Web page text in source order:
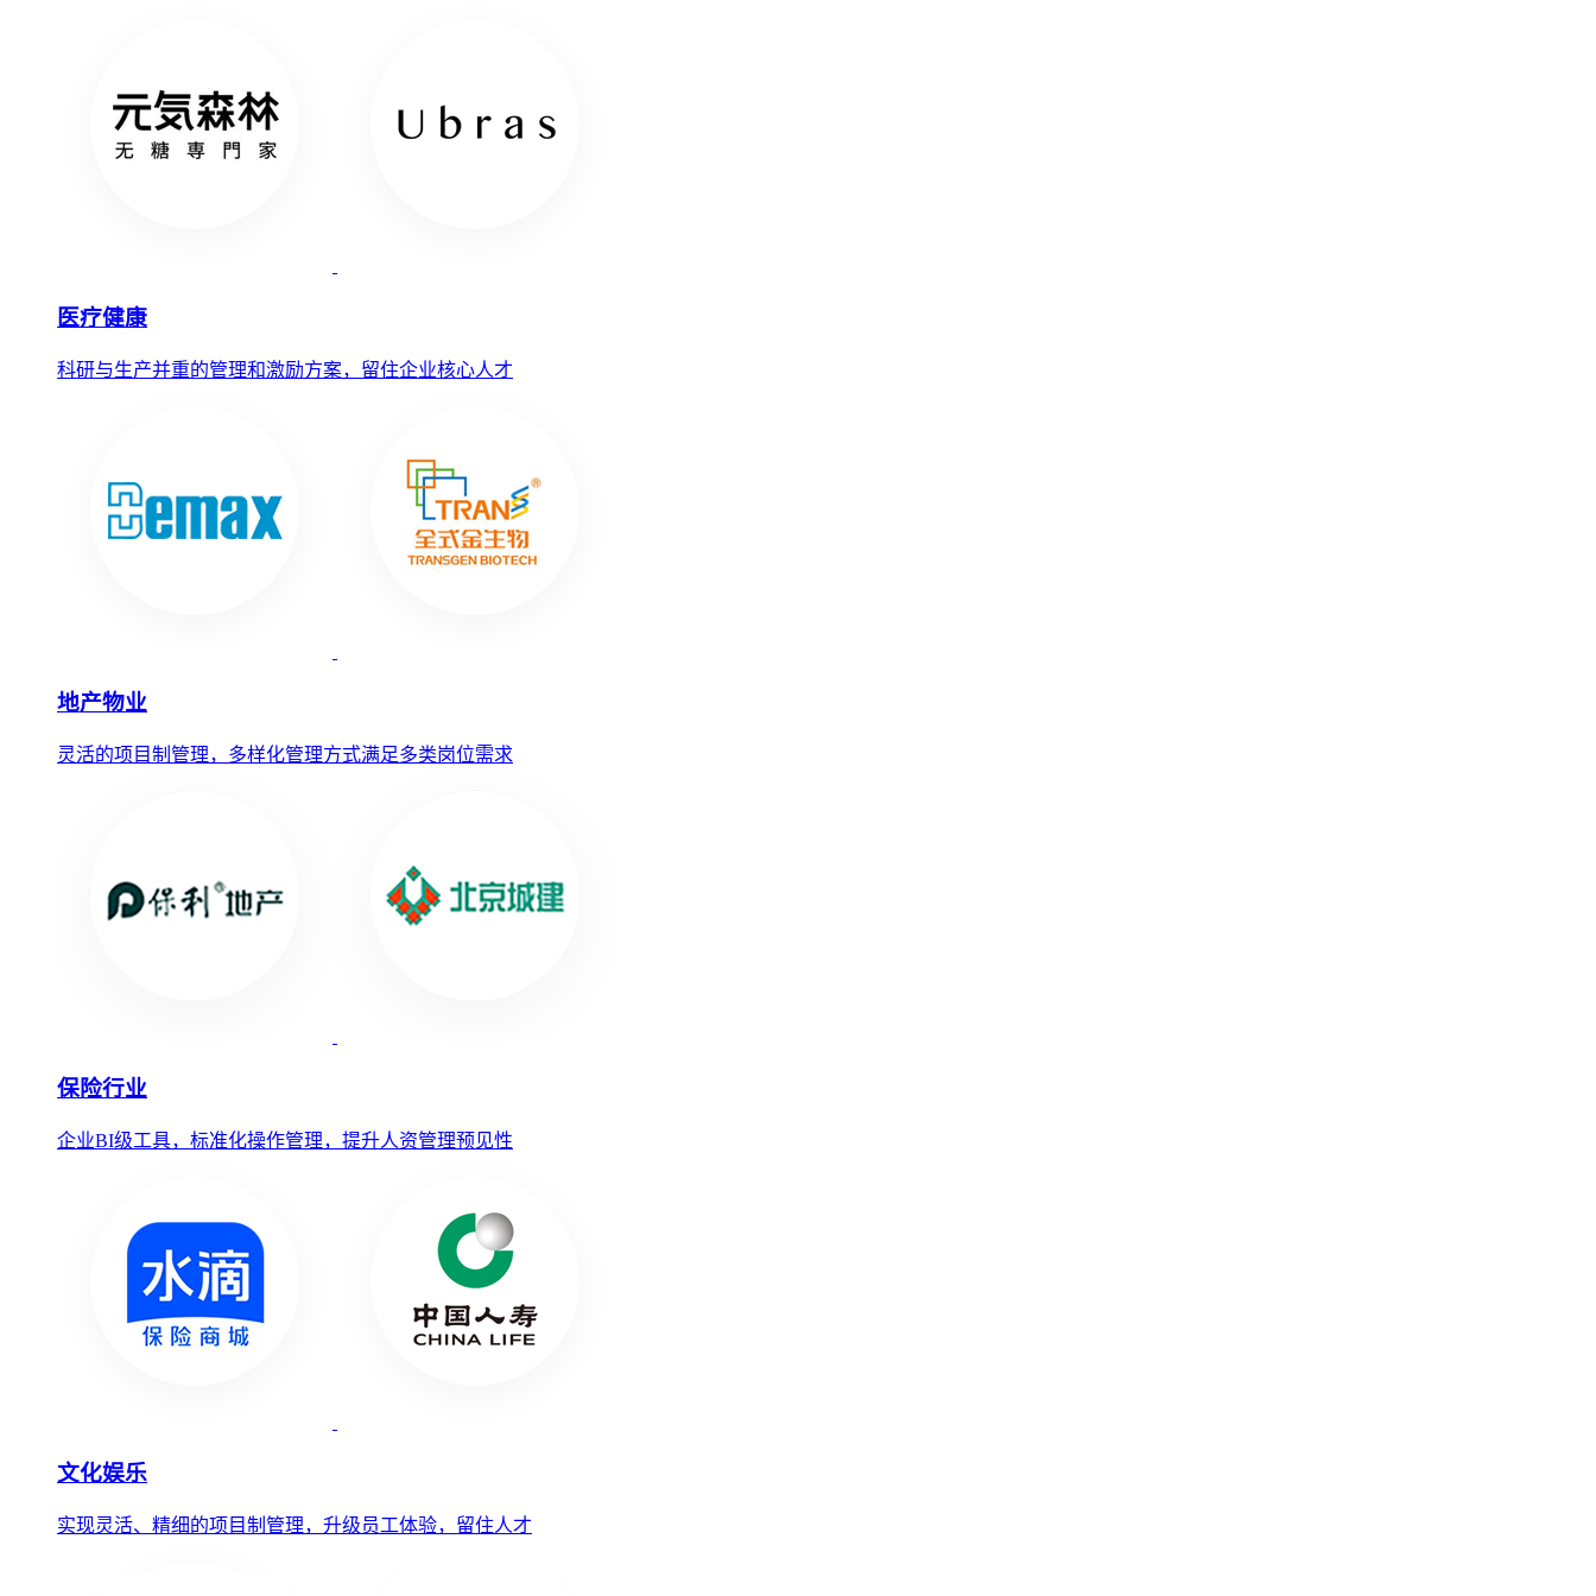
医疗健康
科研与生产并重的管理和激励方案，留住企业核心人才
地产物业
灵活的项目制管理，多样化管理方式满足多类岗位需求
保险行业
企业BI级工具，标准化操作管理，提升人资管理预见性
文化娱乐
实现灵活、精细的项目制管理，升级员工体验，留住人才